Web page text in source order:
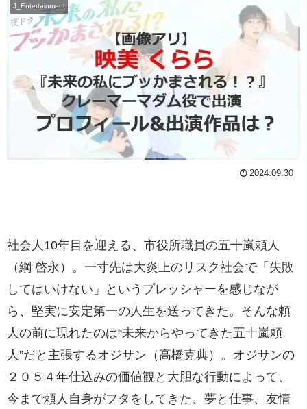
J_Entertainment
2024.09.30
社会人10年目を迎える、市役所職員の五十嵐頼人
（綱 啓永）。一寸先は大炎上のリスク社会で「失敗
してはいけない」というプレッシャーを感じなが
ら、堅実に安定第一の人生を送ってきた。そんな頼
人の前に現れたのは“未来からやってきた五十嵐頼
人”だと主張するオジサン（高橋克典）。オジサンの
２０５４年仕込みの価値観と大胆な行動によって、
今まで頼人自身がフタをしてきた、夢と仕事、友情